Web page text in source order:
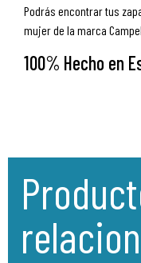
Podrás encontrar tus
mujer de la marca
100% Hecho en